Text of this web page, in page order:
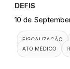
DEFIS
10 de
FISCALIZAÇÃO
ATO MÉDICO